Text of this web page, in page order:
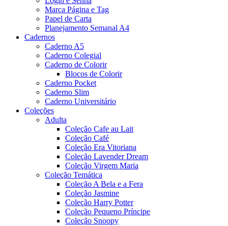
Marca Página e Tag
Papel de Carta
Planejamento Semanal A4
Cadernos
Caderno A5
Caderno Colegial
Caderno de Colorir
Blocos de Colorir
Caderno Pocket
Caderno Slim
Caderno Universitário
Coleções
Adulta
Coleção Cafe au Lait
Coleção Café
Coleção Era Vitoriana
Coleção Lavender Dream
Coleção Virgem Maria
Coleção Temática
Coleção A Bela e a Fera
Coleção Jasmine
Coleção Harry Potter
Coleção Pequeno Príncipe
Coleção Snoopy